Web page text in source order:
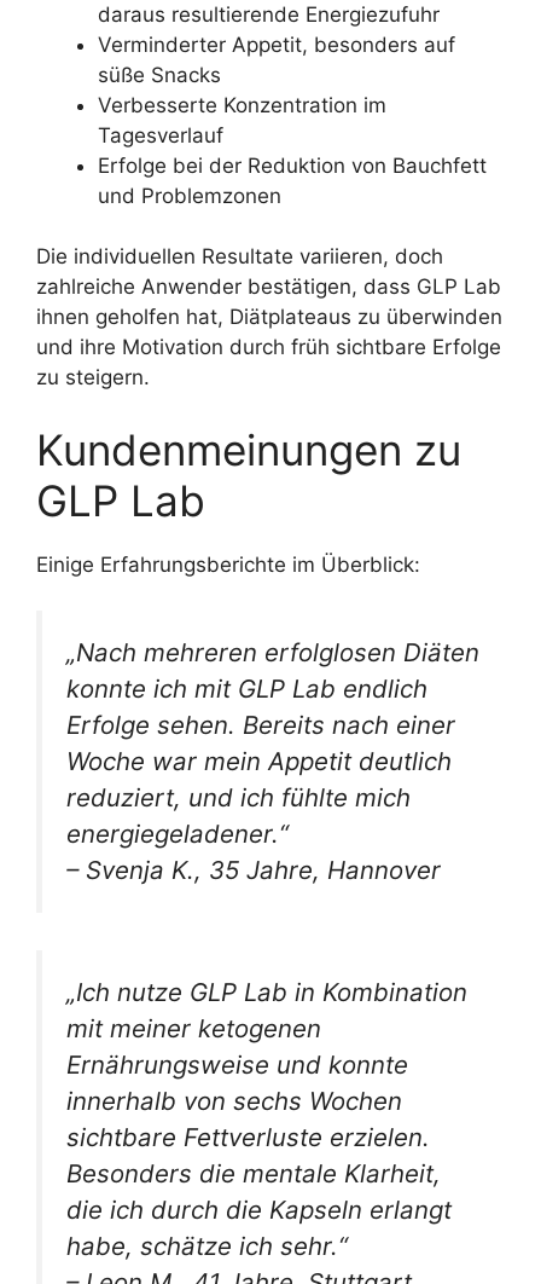
daraus resultierende Energiezufuhr
Verminderter Appetit, besonders auf
süße Snacks
Verbesserte Konzentration im
Tagesverlauf
Erfolge bei der Reduktion von Bauchfett
und Problemzonen
Die individuellen Resultate variieren, doch
zahlreiche Anwender bestätigen, dass GLP Lab
ihnen geholfen hat, Diätplateaus zu überwinden
und ihre Motivation durch früh sichtbare Erfolge
zu steigern.
Kundenmeinungen zu
GLP Lab
Einige Erfahrungsberichte im Überblick:
„Nach mehreren erfolglosen Diäten
konnte ich mit GLP Lab endlich
Erfolge sehen. Bereits nach einer
Woche war mein Appetit deutlich
reduziert, und ich fühlte mich
energiegeladener.“
– Svenja K., 35 Jahre, Hannover
„Ich nutze GLP Lab in Kombination
mit meiner ketogenen
Ernährungsweise und konnte
innerhalb von sechs Wochen
sichtbare Fettverluste erzielen.
Besonders die mentale Klarheit,
die ich durch die Kapseln erlangt
habe, schätze ich sehr.“